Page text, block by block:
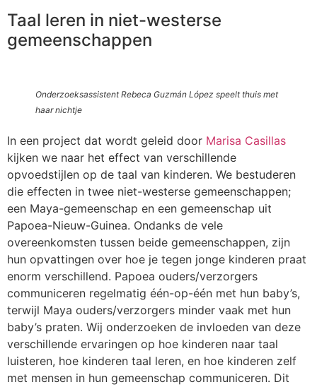
Taal leren in niet-westerse
gemeenschappen
Onderzoeksassistent Rebeca Guzmán López speelt thuis met
haar nichtje
In een project dat wordt geleid door Marisa Casillas
kijken we naar het effect van verschillende
opvoedstijlen op de taal van kinderen. We bestuderen
die effecten in twee niet-westerse gemeenschappen;
een Maya-gemeenschap en een gemeenschap uit
Papoea-Nieuw-Guinea. Ondanks de vele
overeenkomsten tussen beide gemeenschappen, zijn
hun opvattingen over hoe je tegen jonge kinderen praat
enorm verschillend. Papoea ouders/verzorgers
communiceren regelmatig één-op-één met hun baby’s,
terwijl Maya ouders/verzorgers minder vaak met hun
baby’s praten. Wij onderzoeken de invloeden van deze
verschillende ervaringen op hoe kinderen naar taal
luisteren, hoe kinderen taal leren, en hoe kinderen zelf
met mensen in hun gemeenschap communiceren. Dit